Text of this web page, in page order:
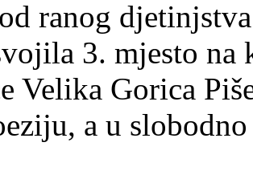
ranog
3. mjesto na
Velika Gorica
a u